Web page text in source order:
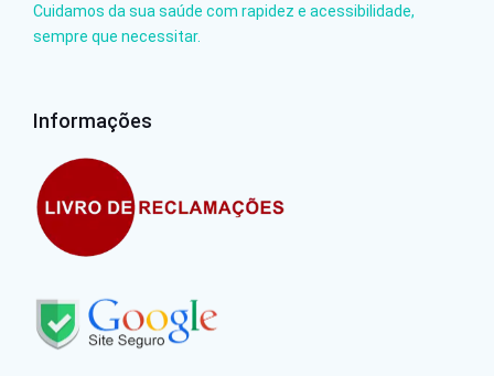
Cuidamos da sua saúde com rapidez e acessibilidade,
sempre que necessitar.
Informações